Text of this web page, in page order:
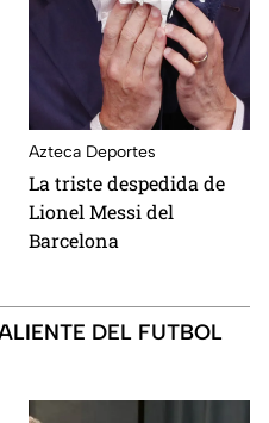
Azteca Deportes
La triste despedida de
Lionel Messi del
Barcelona
DEL FUTBOL